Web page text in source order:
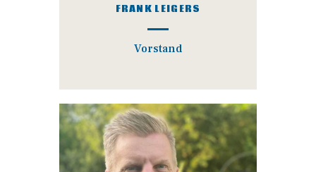
FRANK LEIGERS
Vorstand